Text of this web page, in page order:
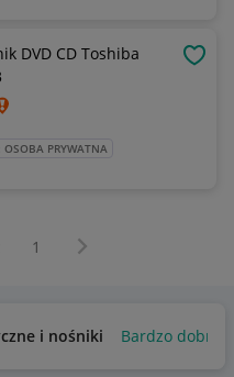
DVD CD Toshiba
OSOBA PRYWATNA
1 Następna strona
i nośniki Bardzo dobry